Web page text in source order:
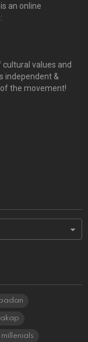
is an online
values and
independent &
the movement!